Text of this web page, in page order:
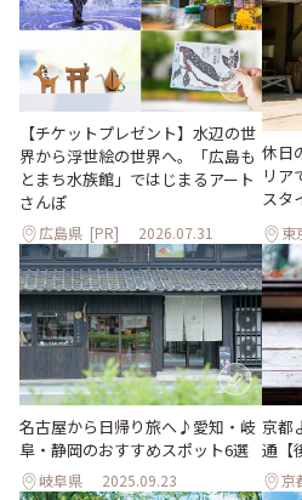
【チケットプレゼント】水辺の世
界から浮世絵の世界へ。「広島も
とまち水族館」ではじまるアート
さんぽ
広島県 [PR] 2026.07.31
休日
リア
スタ
東
名古屋から日帰り旅へ♪愛知・岐
阜・静岡のおすすめスポット6選
岐阜県 2025.09.23
京都
通【
京